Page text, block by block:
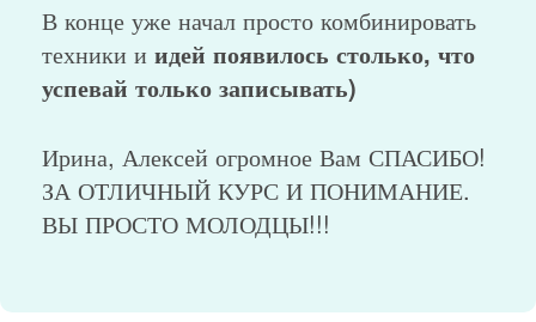
В конце уже начал просто комбинировать
техники и идей появилось столько, что
успевай только записывать)
Ирина, Алексей огромное Вам СПАСИБО!
ЗА ОТЛИЧНЫЙ КУРС И ПОНИМАНИЕ.
ВЫ ПРОСТО МОЛОДЦЫ!!!